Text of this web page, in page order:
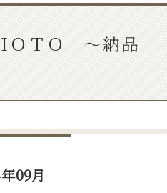
ＯＴＯ ～納品
09月